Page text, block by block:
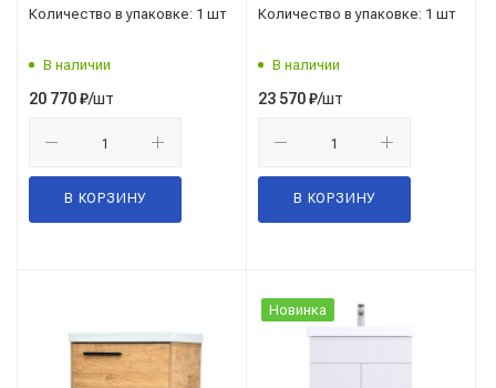
(тумба+умывальник Монте
Количество в упаковке: 1 шт
В наличии
20 770₽/шт
В КОРЗИНУ
(тумба+умывальник Монте
Количество в упаковке: 1 шт
В наличии
23 570₽/шт
В КОРЗИНУ
Новинка